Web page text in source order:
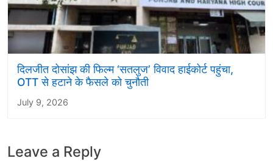
दिलजीत दोसांझ की फिल्म ‘सतलुज’ विवाद हाईकोर्ट पहुंचा,
OTT से हटाने के फैसले को चुनौती
July 9, 2026
Leave a Reply